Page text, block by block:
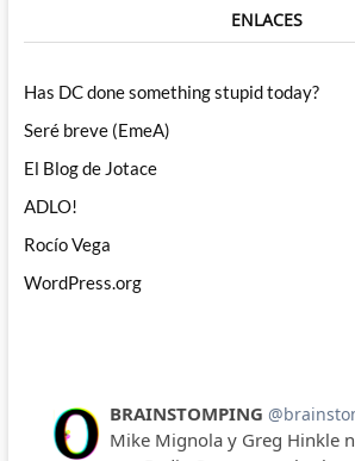
ENLACES
Has DC done something stupid today?
Seré breve (EmeA)
El Blog de Jotace
ADLO!
Rocío Vega
WordPress.org